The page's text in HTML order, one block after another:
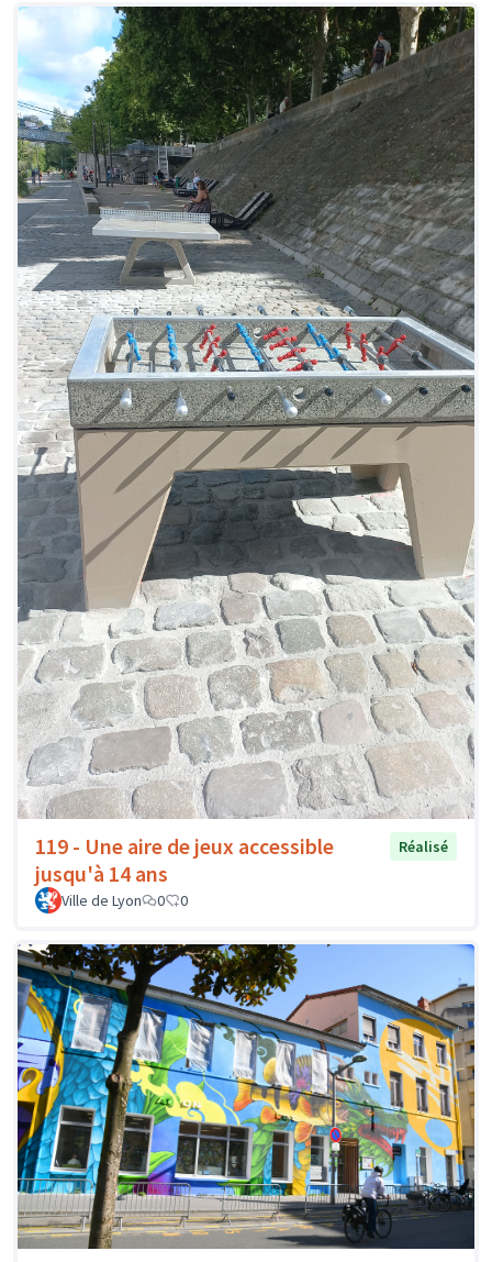
119 - Une aire de jeux accessible
jusqu'à 14 ans
Réalisé
Ville de Lyon 0 0